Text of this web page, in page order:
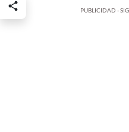
PUBLICIDAD -